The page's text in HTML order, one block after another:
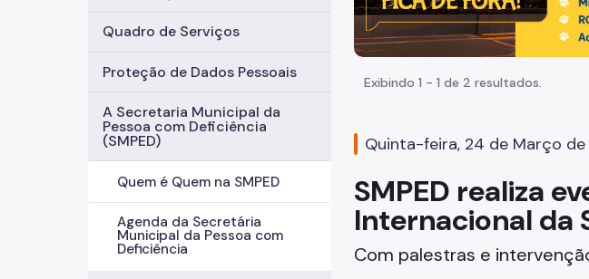
Quadro de Serviços
Proteção de Dados Pessoais
A Secretaria Municipal da
Pessoa com Deficiência
(SMPED)
Quem é Quem na SMPED
Agenda da Secretária
Municipal da Pessoa com
Deficiência
Exibindo 1 - 1 de 2 resultados.
Quinta-feira, 24 de Março de
SMPED realiza
Internacional da
Com palestras e